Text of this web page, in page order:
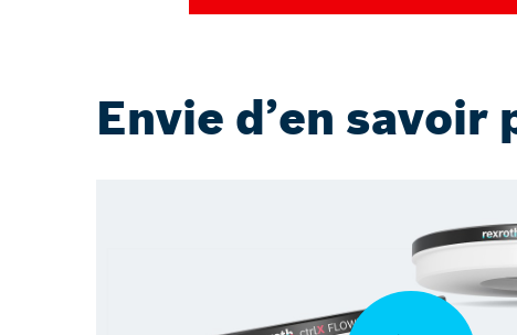
Envie d’en savoir